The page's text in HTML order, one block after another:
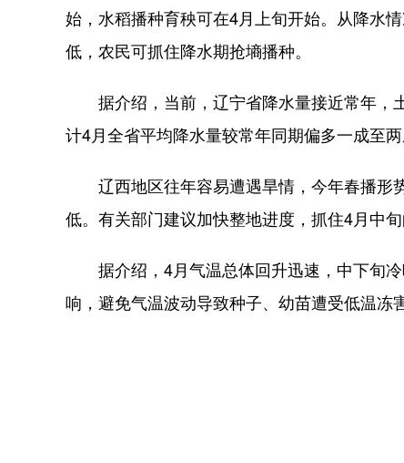
始，水稻播种育秧可在4月上旬开始。从降水
低，农民可抓住降水期抢墒播种。
据介绍，当前，辽宁省降水量接近常年，
计4月全省平均降水量较常年同期偏多一成至
辽西地区往年容易遭遇旱情，今年春播形
低。有关部门建议加快整地进度，抓住4月中
据介绍，4月气温总体回升迅速，中下旬冷
响，避免气温波动导致种子、幼苗遭受低温冻